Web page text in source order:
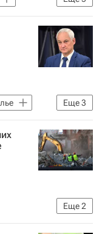
Еще3
РФ)
Еще2